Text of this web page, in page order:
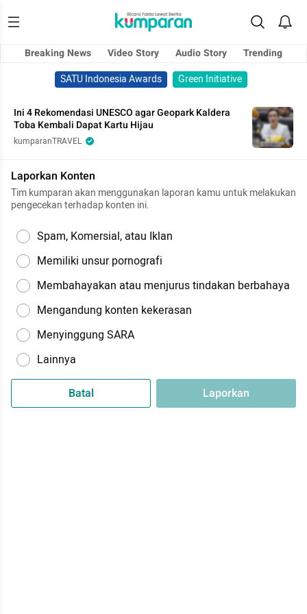
Breaking News Video Story Audio Story
Trending
SATU Indonesia Awards
Green Initiative
Ini 4 Rekomendasi UNESCO agar Geopark Kaldera
Toba Kembali Dapat Kartu Hijau
kumparanTRAVEL
Laporkan Konten
Tim kumparan akan menggunakan laporan kamu untuk melakukan
pengecekan terhadap konten ini.
Spam, Komersial, atau Iklan
Memiliki unsur pornografi
Membahayakan atau menjurus tindakan berbahaya
Mengandung konten kekerasan
Menyinggung SARA
Lainnya
Batal Laporkan